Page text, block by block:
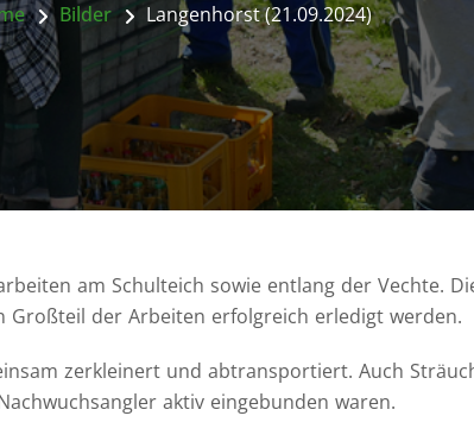
Bilder Langenhorst (21.09.2024)
am Schulteich sowie entlang der Vechte.
Großteil der Arbeiten erfolgreich erledigt werden.
zerkleinert und abtransportiert. Auch
aktiv eingebunden waren.